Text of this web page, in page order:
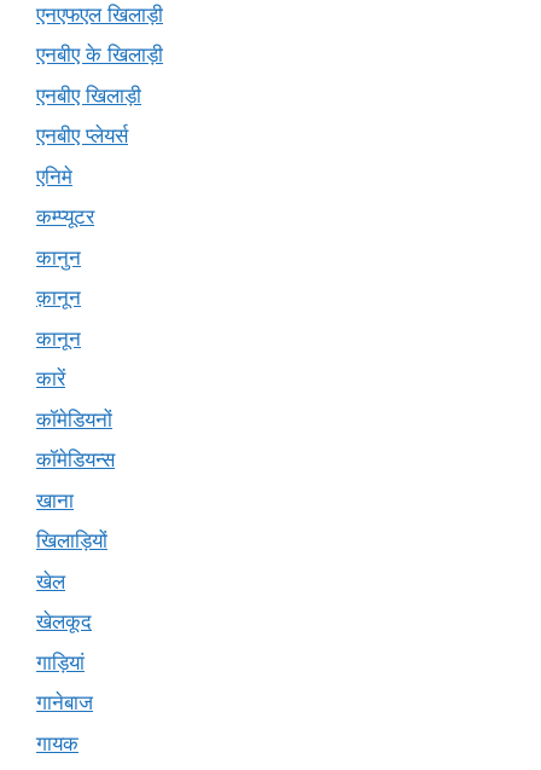
एनएफएल खिलाड़ी
एनबीए के खिलाड़ी
एनबीए खिलाड़ी
एनबीए प्लेयर्स
एनिमे
कम्प्यूटर
कानुन
क़ानून
कानून
कारें
कॉमेडियनों
कॉमेडियन्स
खाना
खिलाड़ियों
खेल
खेलकूद
गाड़ियां
गानेबाज
गायक